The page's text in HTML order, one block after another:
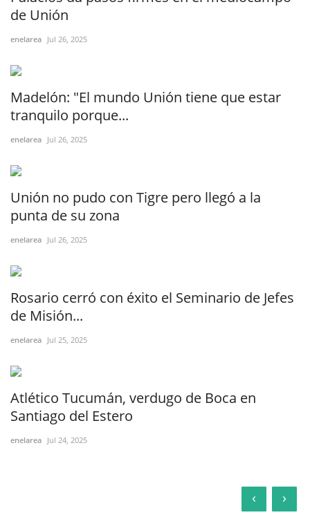
de Unión
enelarea Jul 26, 2025
Madelón: "El mundo Unión tiene que estar
tranquilo porque...
enelarea Jul 26, 2025
Unión no pudo con Tigre pero llegó a la
punta de su zona
enelarea Jul 26, 2025
Rosario cerró con éxito el Seminario de Jefes
de Misión...
enelarea Jul 25, 2025
Atlético Tucumán, verdugo de Boca en
Santiago del Estero
enelarea Jul 24, 2025
‹ ›